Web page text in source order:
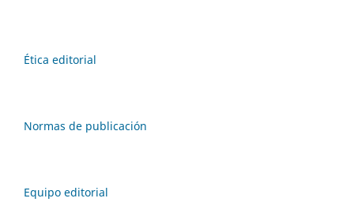
Ética editorial
Normas de publicación
Equipo editorial